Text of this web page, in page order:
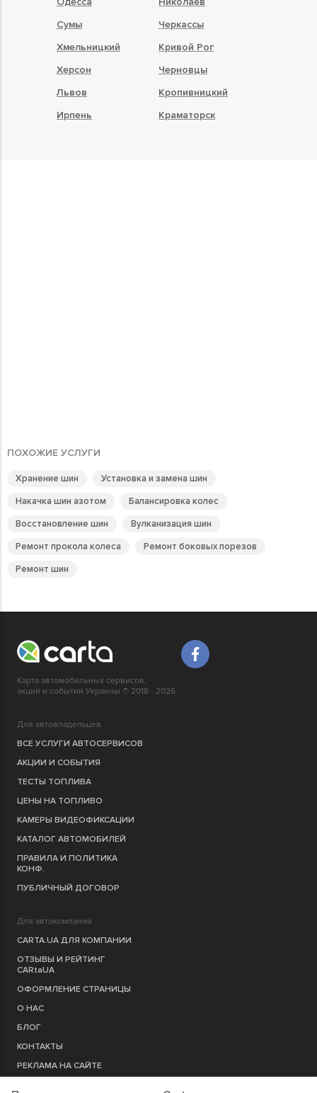
Сумы
Черкассы
Хмельницкий
Кривой Рог
Херсон
Черновцы
Львов
Кропивницкий
Ирпень
Краматорск
ПОХОЖИЕ УСЛУГИ
Хранение шин
Установка и замена шин
Накачка шин азотом
Балансировка колес
Восстановление шин
Вулканизация шин
Ремонт прокола колеса
Ремонт боковых порезов
Ремонт шин
Карта автомобильных сервисов,
акций и событий Украины © 2018 - 2026
Для автовладельцев
ВСЕ УСЛУГИ АВТОСЕРВИСОВ
АКЦИИ И СОБЫТИЯ
ТЕСТЫ ТОПЛИВА
ЦЕНЫ НА ТОПЛИВО
КАМЕРЫ ВИДЕОФИКСАЦИИ
КАТАЛОГ АВТОМОБИЛЕЙ
ПРАВИЛА И ПОЛИТИКА
КОНФ.
ПУБЛИЧНЫЙ ДОГОВОР
Для автокомпаний
CARTA.UA ДЛЯ КОМПАНИИ
ОТЗЫВЫ И РЕЙТИНГ
CARtaUA
ОФОРМЛЕНИЕ СТРАНИЦЫ
О НАС
БЛОГ
КОНТАКТЫ
РЕКЛАМА НА САЙТЕ